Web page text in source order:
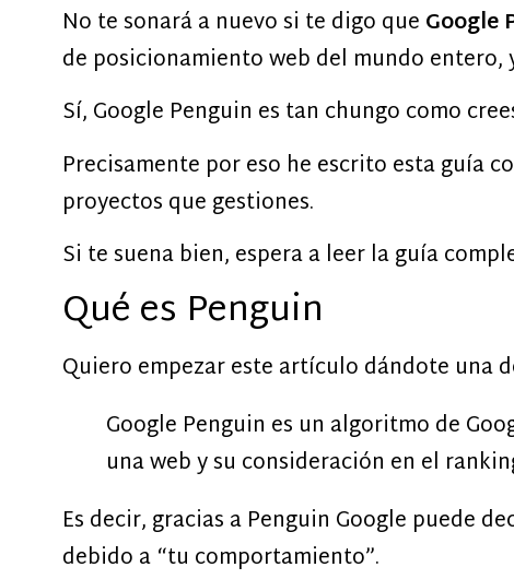
No te sonará a nuevo si te digo que Google
de posicionamiento web del mundo
Sí, Google Penguin es tan chungo como
Precisamente por eso he escrito esta guía
proyectos que gestiones.
Si te suena bien, espera a leer la guía
Qué es Penguin
Quiero empezar este artículo dándote una
Google Penguin es un algoritmo de
una web y su consideración en el
Es decir, gracias a Penguin Google puede
debido a “tu comportamiento”.